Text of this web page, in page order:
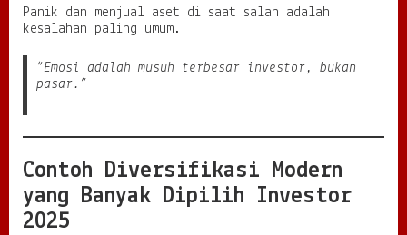
Panik dan menjual aset di saat salah adalah
kesalahan paling umum.
“Emosi adalah musuh terbesar investor, bukan
pasar.”
Contoh Diversifikasi Modern
yang Banyak Dipilih Investor
2025